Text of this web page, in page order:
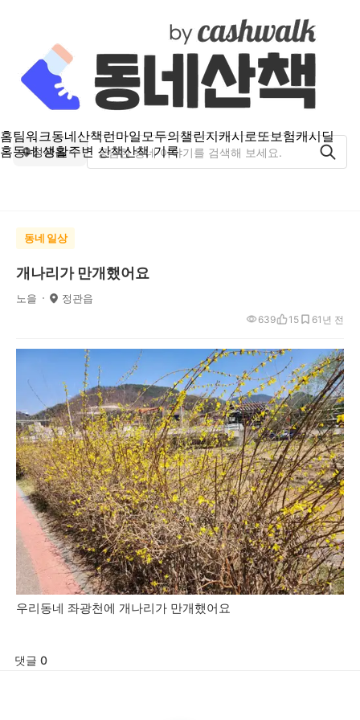
홈팀워크동네산책런마일모두의챌린지캐시로또보험캐시딜
홈동네 생활주변 산책산책 기록
정관읍
동네 일상
개나리가 만개했어요
노을 정관읍
1년 전
639 15 6
우리동네 좌광천에 개나리가 만개했어요
댓글 0